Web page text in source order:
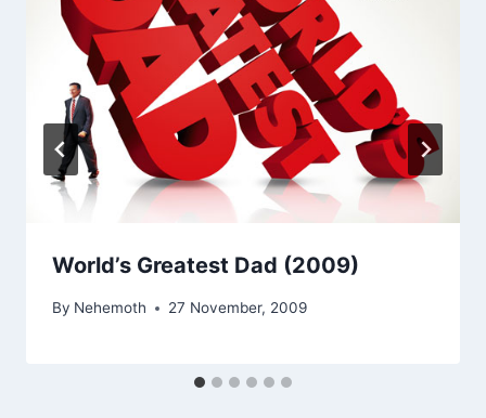
World’s Greatest Dad (2009)
By Nehemoth 27 November, 2009